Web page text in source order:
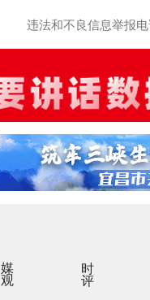
违法和不良信息举报
媒观 时评